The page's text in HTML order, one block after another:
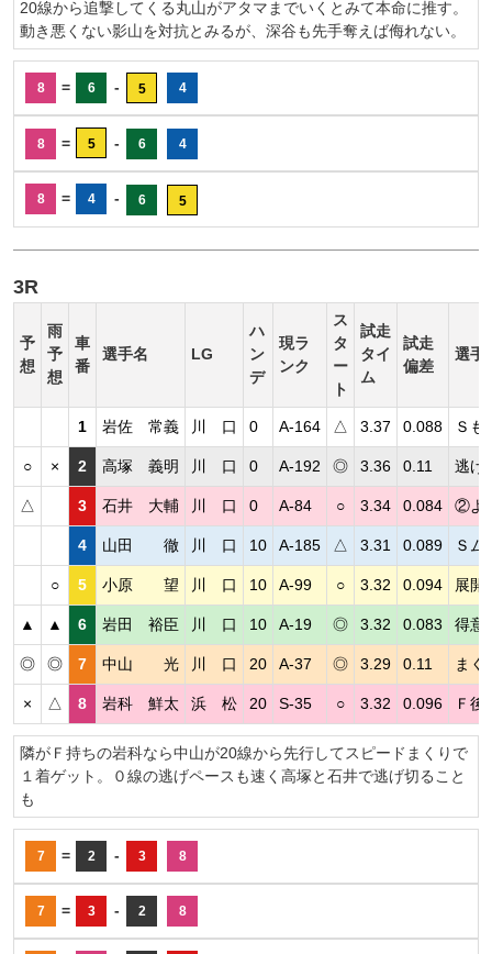
20線から追撃してくる丸山がアタマまでいくとみて本命に推す。
動き悪くない影山を対抗とみるが、深谷も先手奪えば侮れない。
8 = 6 - 5 4
8 = 5 - 6 4
8 = 4 - 6 5
3R
予
想
雨
予
想
車
番
選手名 LG
ハ
ン
デ
現ラ
ンク
ス
タ
ー
ト
試走
タイ
ム
試走
偏差
選手
1 岩佐 常義 川 口 0 A-164 △ 3.37 0.088 Ｓも
○ × 2 高塚 義明 川 口 0 A-192 ◎ 3.36 0.11 逃げ
△ 3 石井 大輔 川 口 0 A-84 ○ 3.34 0.084 ②よ
4 山田 徹 川 口 10 A-185 △ 3.31 0.089 Ｓム
○ 5 小原 望 川 口 10 A-99 ○ 3.32 0.094 展開
▲ ▲ 6 岩田 裕臣 川 口 10 A-19 ◎ 3.32 0.083 得意
◎ ◎ 7 中山 光 川 口 20 A-37 ◎ 3.29 0.11 まく
× △ 8 岩科 鮮太 浜 松 20 S-35 ○ 3.32 0.096 Ｆ後
隣がＦ持ちの岩科なら中山が20線から先行してスピードまくりで
１着ゲット。０線の逃げペースも速く高塚と石井で逃げ切ること
も
7 = 2 - 3 8
7 = 3 - 2 8